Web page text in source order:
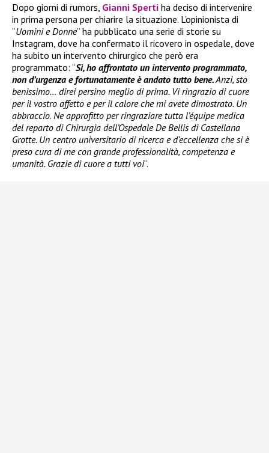
Dopo giorni di rumors, Gianni Sperti ha deciso di intervenire
in prima persona per chiarire la situazione. L’opinionista di
“Uomini e Donne” ha pubblicato una serie di storie su
Instagram, dove ha confermato il ricovero in ospedale, dove
ha subito un intervento chirurgico che però era
programmato: “Sì, ho affrontato un intervento programmato,
non d’urgenza e fortunatamente è andato tutto bene.Anzi, sto
benissimo… direi persino meglio di prima. Vi ringrazio di cuore
per il vostro affetto e per il calore che mi avete dimostrato. Un
abbraccio. Ne approfitto per ringraziare tutta l’équipe medica
del reparto di Chirurgia dell’Ospedale De Bellis di Castellana
Grotte. Un centro universitario di ricerca e d’eccellenza che si è
preso cura di me con grande professionalità, competenza e
umanità. Grazie di cuore a tutti voi“.